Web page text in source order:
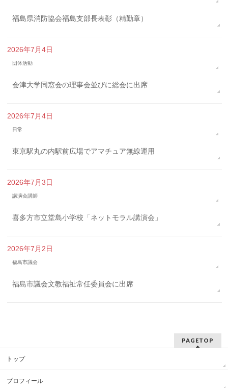
福島県消防協会福島支部長表彰（精勤章）
2026年7月4日
団体活動
会津大学同窓会の理事会並びに総会に出席
2026年7月4日
日常
東京駅丸の内駅前広場でアマチュア無線運用
2026年7月3日
講演会講師
喜多方市立堂島小学校「ネットモラル講演会」
2026年7月2日
福島市議会
福島市議会文教福祉常任委員会に出席
PAGETOP
トップ
プロフィール